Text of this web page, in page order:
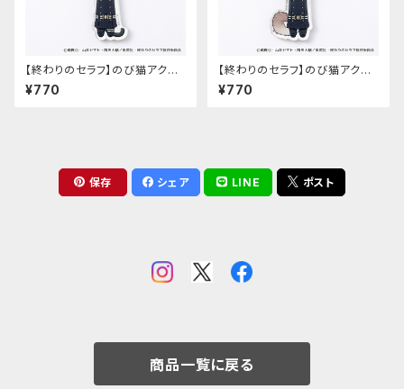
【終わりのセラフ】のび猫アクリ
ルキーホルダー（一瀬グレン）
¥770
【終わりのセラフ】のび猫アクリ
ルキーホルダー（柊深夜）
¥770
保存 シェア LINE ポスト
商品一覧に戻る